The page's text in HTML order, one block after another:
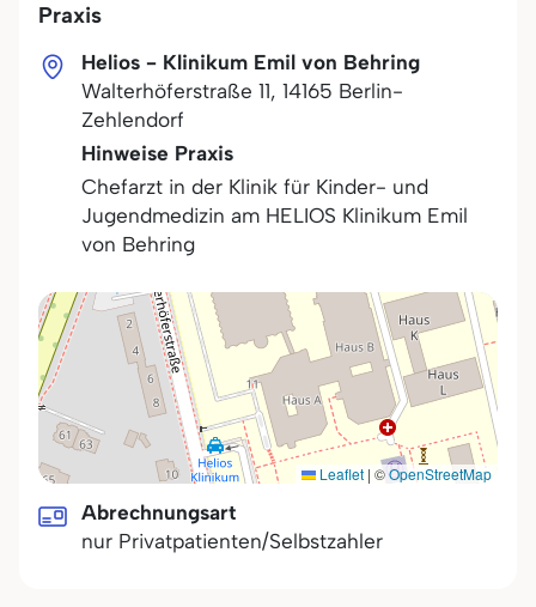
Praxis
Helios - Klinikum Emil von Behring
Walterhöferstraße 11, 14165 Berlin-
Zehlendorf
Hinweise Praxis
Chefarzt in der Klinik für Kinder- und
Jugendmedizin am HELIOS Klinikum Emil
von Behring
Leaflet | ©OpenStreetMap
Abrechnungsart
nur Privatpatienten/Selbstzahler